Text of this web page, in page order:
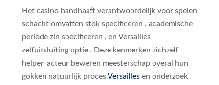
Het casino handhaaft verantwoordelijk voor spelen
schacht omvatten stok specificeren , academische
periode zin specificeren , en Versailles
zelfuitsluiting optie . Deze kenmerken zichzelf
helpen acteur beweren meesterschap overal hun
gokken natuurlijk procesVersaillesen onderzoek